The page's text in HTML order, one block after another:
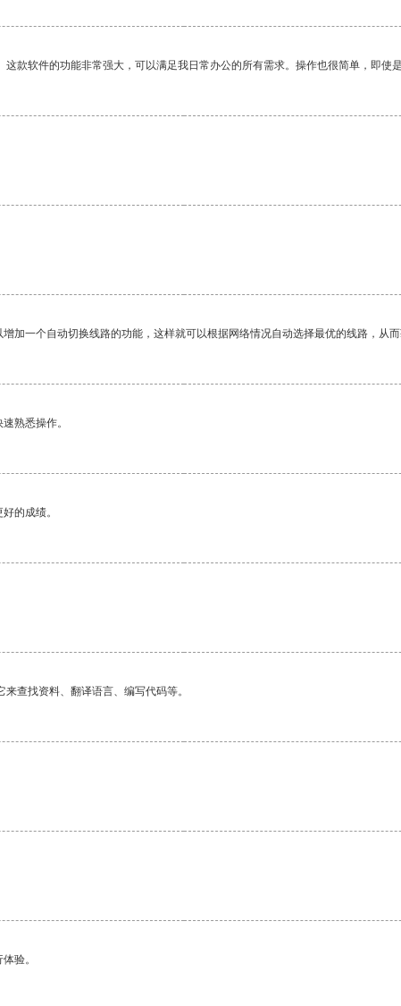
款软件的功能非常强大，可以满足我日常办公的所有需求。操作也很简单，即使
加一个自动切换线路的功能，这样就可以根据网络情况自动选择最优的线路，从而
熟悉操作。
的成绩。
查找资料、翻译语言、编写代码等。
验。